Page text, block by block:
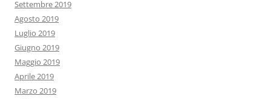
Settembre 2019
Agosto 2019
Luglio 2019
Giugno 2019
Maggio 2019
Aprile 2019
Marzo 2019